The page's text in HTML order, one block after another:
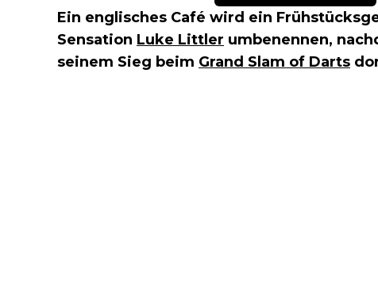
Ein englisches Café wird ein
Sensation Luke Littler umbenennen,
seinem Sieg beim Grand Slam of Darts